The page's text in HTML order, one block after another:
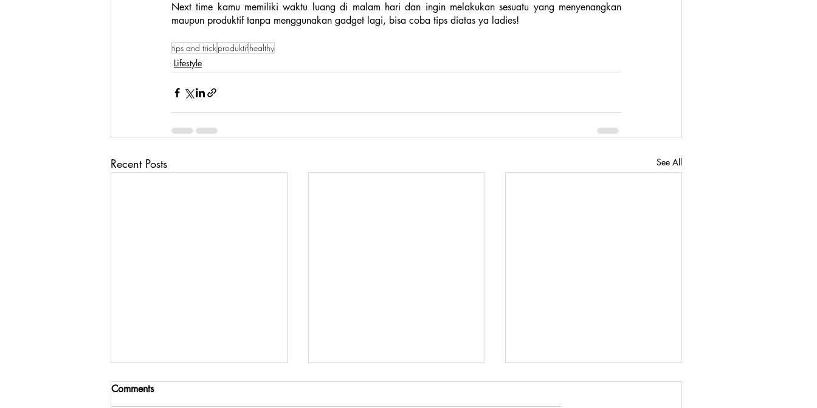
Next time kamu memiliki waktu luang di malam hari dan ingin melakukan sesuatu yang menyenangkan
maupun produktif tanpa menggunakan gadget lagi, bisa coba tips diatas ya ladies!
tips and trickproduktifhealthy
Lifestyle
Recent Posts See All
Comments